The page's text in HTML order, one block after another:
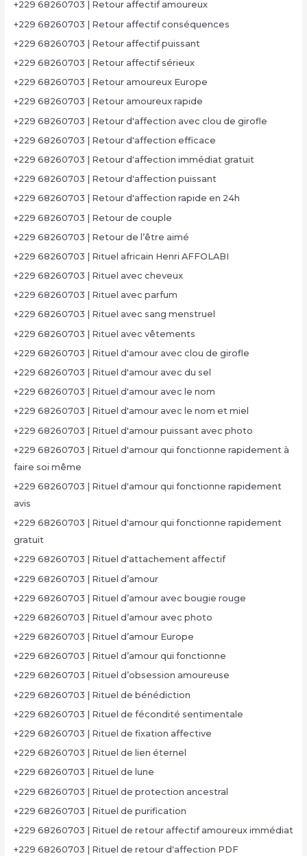
+229 68260703 | Retour affectif amoureux
+229 68260703 | Retour affectif conséquences
+229 68260703 | Retour affectif puissant
+229 68260703 | Retour affectif sérieux
+229 68260703 | Retour amoureux Europe
+229 68260703 | Retour amoureux rapide
+229 68260703 | Retour d'affection avec clou de girofle
+229 68260703 | Retour d'affection efficace
+229 68260703 | Retour d'affection immédiat gratuit
+229 68260703 | Retour d'affection puissant
+229 68260703 | Retour d'affection rapide en 24h
+229 68260703 | Retour de couple
+229 68260703 | Retour de l’être aimé
+229 68260703 | Rituel africain Henri AFFOLABI
+229 68260703 | Rituel avec cheveux
+229 68260703 | Rituel avec parfum
+229 68260703 | Rituel avec sang menstruel
+229 68260703 | Rituel avec vêtements
+229 68260703 | Rituel d'amour avec clou de girofle
+229 68260703 | Rituel d'amour avec du sel
+229 68260703 | Rituel d'amour avec le nom
+229 68260703 | Rituel d'amour avec le nom et miel
+229 68260703 | Rituel d'amour puissant avec photo
+229 68260703 | Rituel d'amour qui fonctionne rapidement à
faire soi même
+229 68260703 | Rituel d'amour qui fonctionne rapidement
avis
+229 68260703 | Rituel d'amour qui fonctionne rapidement
gratuit
+229 68260703 | Rituel d'attachement affectif
+229 68260703 | Rituel d’amour
+229 68260703 | Rituel d’amour avec bougie rouge
+229 68260703 | Rituel d’amour avec photo
+229 68260703 | Rituel d’amour Europe
+229 68260703 | Rituel d’amour qui fonctionne
+229 68260703 | Rituel d’obsession amoureuse
+229 68260703 | Rituel de bénédiction
+229 68260703 | Rituel de fécondité sentimentale
+229 68260703 | Rituel de fixation affective
+229 68260703 | Rituel de lien éternel
+229 68260703 | Rituel de lune
+229 68260703 | Rituel de protection ancestral
+229 68260703 | Rituel de purification
+229 68260703 | Rituel de retour affectif amoureux immédiat
+229 68260703 | Rituel de retour d'affection PDF